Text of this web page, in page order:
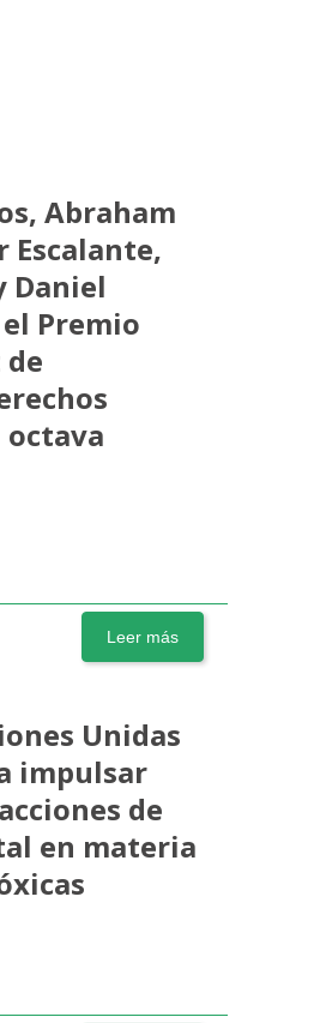
Abraham
Escalante,
Daniel
Premio
de
octava
Leer más
Unidas
impulsar
de
en materia